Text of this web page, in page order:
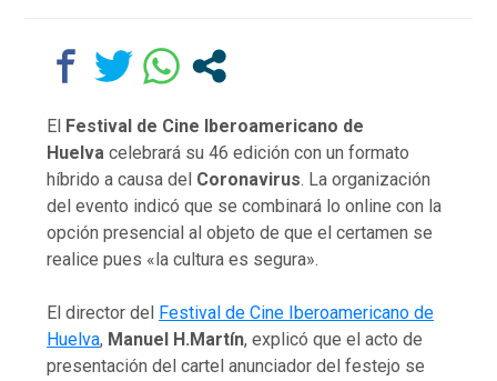
El Festival de Cine Iberoamericano de
Huelva celebrará su 46 edición con un formato
híbrido a causa del Coronavirus. La organización
del evento indicó que se combinará lo online con la
opción presencial al objeto de que el certamen se
realice pues «la cultura es segura».
El director del Festival de Cine Iberoamericano de
Huelva, Manuel H.Martín, explicó que el acto de
presentación del cartel anunciador del festejo se